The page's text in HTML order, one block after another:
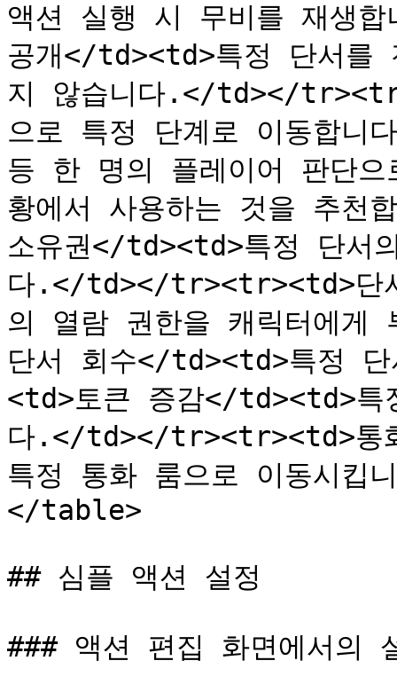
액션 실행 시 무비를 재생
공개</td><td>특정 단서를
지 않습니다.</td></
으로 특정 단계로 이동합
등 한 명의 플레이어 판단
황에서 사용하는 것을 추
소유권</td><td>특정 단서
다.</td></tr><tr><td>단
의 열람 권한을 캐릭터에
단서 회수</td><td>특정
<td>토큰 증감</td><td>특
다.</td></tr><tr><td>통
특정 통화 룸으로 이동시
</table>
## 심플 액션 설정
### 액션 편집 화면에서의